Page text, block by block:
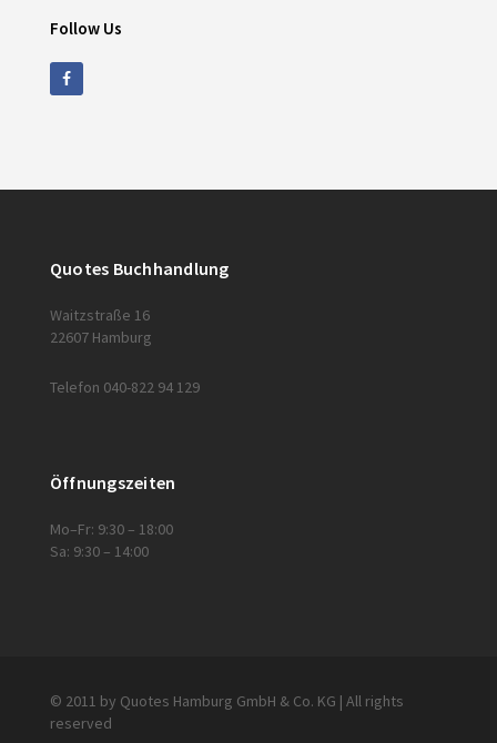
Follow Us
Quotes Buchhandlung
Waitzstraße 16
22607 Hamburg
Telefon 040-822 94 129
Öffnungszeiten
Mo–Fr: 9:30 – 18:00
Sa: 9:30 – 14:00
© 2011 by Quotes Hamburg GmbH & Co. KG | All rights
reserved